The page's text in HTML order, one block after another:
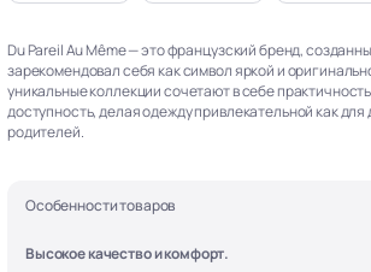
Du Pareil Au Même — это французский бренд,
зарекомендовал себя как символ яркой и
уникальные коллекции сочетают в себе
доступность, делая одежду привлекательной как для
родителей.
Особенности товаров
Высокое качество и комфорт.